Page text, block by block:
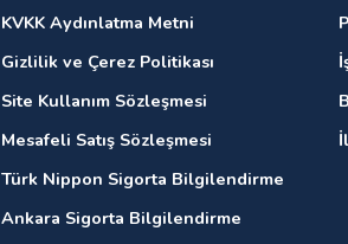
KVKK Aydınlatma Metni
Gizlilik ve Çerez Politikası
Site Kullanım Sözleşmesi
Mesafeli Satış Sözleşmesi
Türk Nippon Sigorta Bilgilendirme
Ankara Sigorta Bilgilendirme